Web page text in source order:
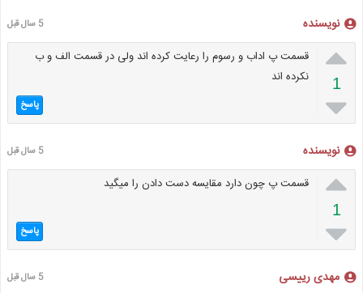
نویسنده 5 سال قبل

1

قسمت پ اداب و رسوم را رعایت کرده اند ولی در قسمت الف و ب
نکرده اند
پاسخ
نویسنده 5 سال قبل

1

قسمت پ چون دارد مقایسه دست دادن را میگید
پاسخ
مهدی رییسی 5 سال قبل